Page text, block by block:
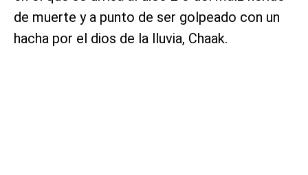
de muerte y a punto de ser golpeado con un
hacha por el dios de la lluvia, Chaak.